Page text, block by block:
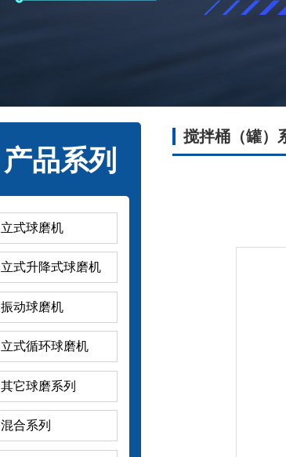
产品系列
立式球磨机
立式升降式球磨机
振动球磨机
立式循环球磨机
其它球磨系列
混合系列
搅拌桶（罐）